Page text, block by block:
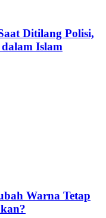
Ditilang Polisi,
Islam
Warna Tetap